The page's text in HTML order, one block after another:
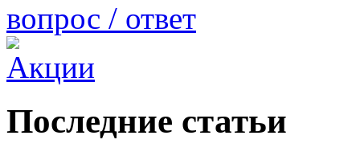
вопрос / ответ
Последние статьи